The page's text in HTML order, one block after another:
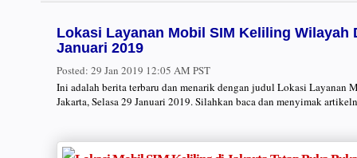
Lokasi Layanan Mobil SIM Keliling Wilayah
Januari 2019
Posted: 29 Jan 2019 12:05 AM PST
Ini adalah berita terbaru dan menarik dengan judul Lokasi
Jakarta, Selasa 29 Januari 2019. Silahkan baca dan menyimak